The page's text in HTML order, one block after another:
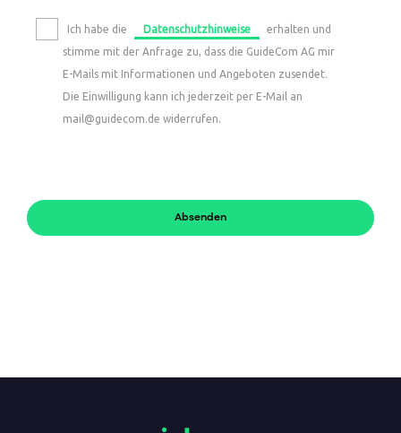
Ich habe die Datenschutzhinweise
erhalten und
stimme mit der Anfrage zu, dass die GuideCom AG mir
E-Mails mit Informationen und Angeboten zusendet.
Die Einwilligung kann ich jederzeit per E-Mail an
mail@guidecom.de widerrufen.
Absenden